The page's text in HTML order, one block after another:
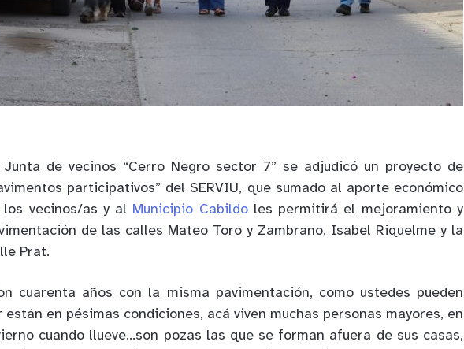
Junta de vecinos “Cerro Negro sector 7” se adjudicó un proyecto de
participativos” del SERVIU, que sumado al aporte económico
los vecinos/as y al Municipio Cabildoles permitirá el mejoramiento y
de las calles Mateo Toro y Zambrano, Isabel Riquelme y la
Prat.
cuarenta años con la misma pavimentación, como ustedes pueden
están en pésimas condiciones, acá viven muchas personas mayores, en
cuando llueve…son pozas las que se forman afuera de sus casas,